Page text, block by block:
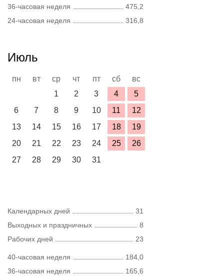
36-часовая неделя
475,2
24-часовая неделя
316,8
Июль
пн вт ср чт пт сб
вс
1
2 3 4
5
6
7 8 9 10 11
12
13
14 15 16 17 18
19
20
21 22 23 24 25
26
27
28 29 30 31
Календарных дней
31
Выходных и праздничных
8
Рабочих дней
23
40-часовая неделя
184,0
36-часовая неделя
165,6